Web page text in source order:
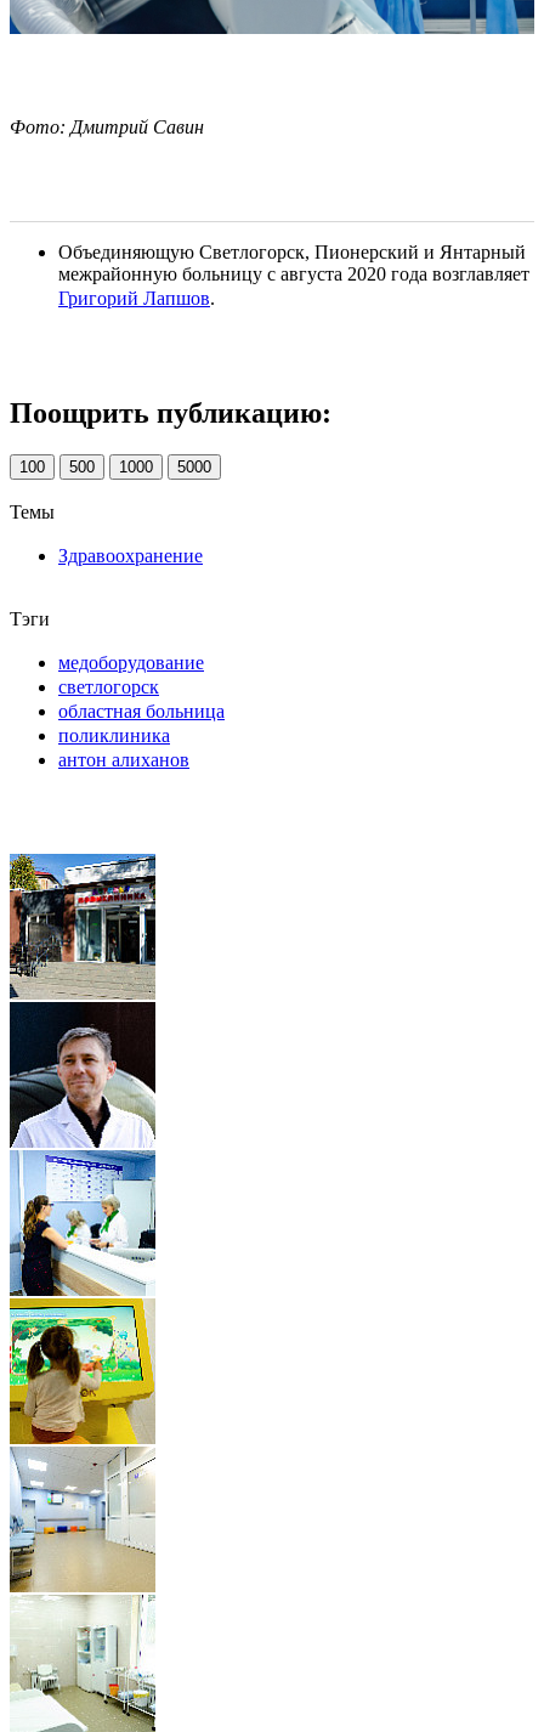
Фото: Дмитрий Савин
Объединяющую Светлогорск, Пионерский и Янтарный
межрайонную больницу с августа 2020 года возглавляет
Григорий Лапшов.
Поощрить публикацию:
100 500 1000 5000
Темы
Здравоохранение
Тэги
медоборудование
светлогорск
областная больница
поликлиника
антон алиханов